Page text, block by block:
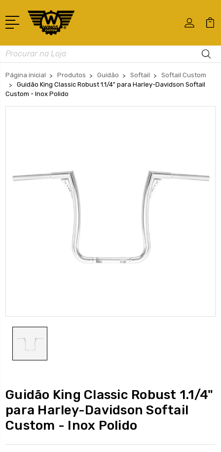
Busca
Página inicial Produtos Guidão Softail
Softail Custom
Guidão King Classic Robust 1.1/4" para Harley-Davidson Softail
Custom - Inox Polido
Guidão King Classic Robust 1.1/4"
para Harley-Davidson Softail
Custom - Inox Polido